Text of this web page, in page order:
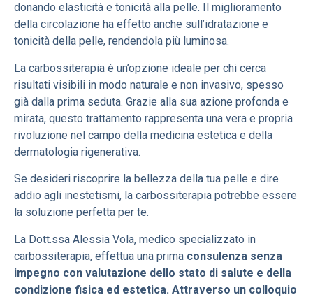
donando elasticità e tonicità alla pelle. Il miglioramento
della circolazione ha effetto anche sull’idratazione e
tonicità della pelle, rendendola più luminosa.
La carbossiterapia è un’opzione ideale per chi cerca
risultati visibili in modo naturale e non invasivo, spesso
già dalla prima seduta. Grazie alla sua azione profonda e
mirata, questo trattamento rappresenta una vera e propria
rivoluzione nel campo della medicina estetica e della
dermatologia rigenerativa.
Se desideri riscoprire la bellezza della tua pelle e dire
addio agli inestetismi, la carbossiterapia potrebbe essere
la soluzione perfetta per te.
La Dott.ssa Alessia Vola, medico specializzato in
carbossiterapia, effettua una prima consulenza senza
impegno con valutazione dello stato di salute e della
condizione fisica ed estetica. Attraverso un colloquio